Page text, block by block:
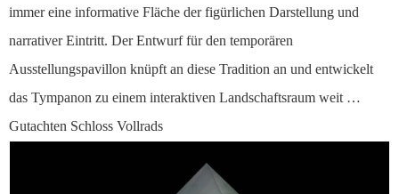
immer eine informative Fläche der figürlichen Darstellung und
narrativer Eintritt. Der Entwurf für den temporären
Ausstellungspavillon knüpft an diese Tradition an und entwickelt
das Tympanon zu einem interaktiven Landschaftsraum weit …
Gutachten Schloss Vollrads